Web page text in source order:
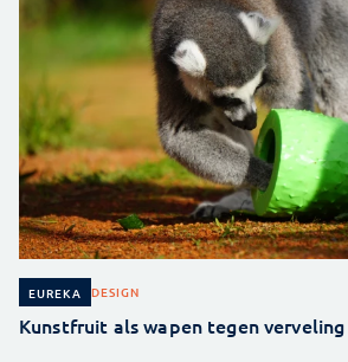
EUREKA DESIGN
Kunstfruit als wapen tegen verveling